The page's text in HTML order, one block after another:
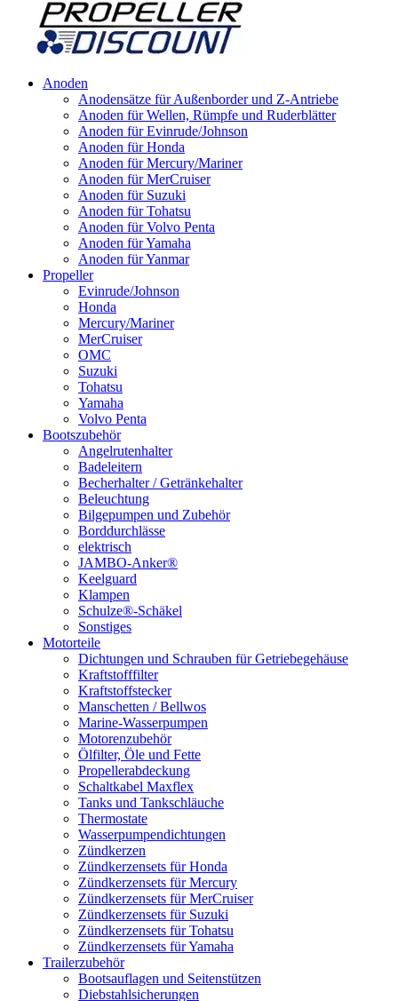
Anoden
Anodensätze für Außenborder und Z-Antriebe
Anoden für Wellen, Rümpfe und Ruderblätter
Anoden für Evinrude/Johnson
Anoden für Honda
Anoden für Mercury/Mariner
Anoden für MerCruiser
Anoden für Suzuki
Anoden für Tohatsu
Anoden für Volvo Penta
Anoden für Yamaha
Anoden für Yanmar
Propeller
Evinrude/Johnson
Honda
Mercury/Mariner
MerCruiser
OMC
Suzuki
Tohatsu
Yamaha
Volvo Penta
Bootszubehör
Angelrutenhalter
Badeleitern
Becherhalter / Getränkehalter
Beleuchtung
Bilgepumpen und Zubehör
Borddurchlässe
elektrisch
JAMBO-Anker®
Keelguard
Klampen
Schulze®-Schäkel
Sonstiges
Motorteile
Dichtungen und Schrauben für Getriebegehäuse
Kraftstofffilter
Kraftstoffstecker
Manschetten / Bellwos
Marine-Wasserpumpen
Motorenzubehör
Ölfilter, Öle und Fette
Propellerabdeckung
Schaltkabel Maxflex
Tanks und Tankschläuche
Thermostate
Wasserpumpendichtungen
Zündkerzen
Zündkerzensets für Honda
Zündkerzensets für Mercury
Zündkerzensets für MerCruiser
Zündkerzensets für Suzuki
Zündkerzensets für Tohatsu
Zündkerzensets für Yamaha
Trailerzubehör
Bootsauflagen und Seitenstützen
Diebstahlsicherungen